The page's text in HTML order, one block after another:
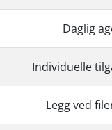
Daglig
Individuelle
Legg ved